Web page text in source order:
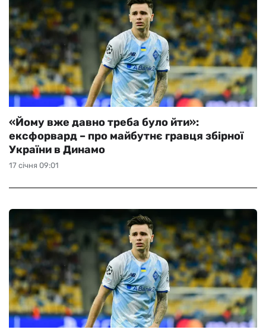
17 січня 09:01
«Йому вже давно треба було йти»:
ексфорвард – про майбутнє гравця збірної
України в Динамо